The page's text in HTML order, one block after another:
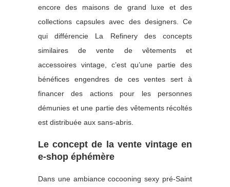
encore des maisons de grand luxe et des
collections capsules avec des designers. Ce
qui différencie La Refinery des concepts
similaires de vente de vêtements et
accessoires vintage, c’est qu’une partie des
bénéfices engendres de ces ventes sert à
financer des actions pour les personnes
démunies et une partie des vêtements récoltés
est distribuée aux sans-abris.
Le concept de la vente vintage en
e-shop éphémère
Dans une ambiance cocooning sexy pré-Saint